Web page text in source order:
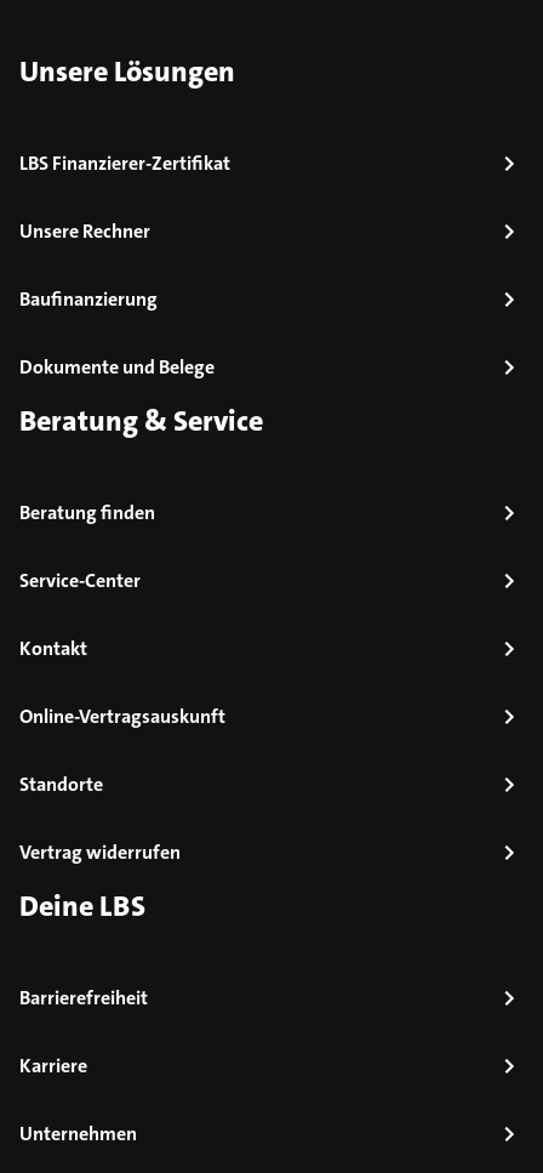
Unsere Lösungen
LBS Finanzierer-Zertifikat
Unsere Rechner
Baufinanzierung
Dokumente und Belege
Beratung & Service
Beratung finden
Service-Center
Kontakt
Online-Vertragsauskunft
Standorte
Vertrag widerrufen
Deine LBS
Barrierefreiheit
Karriere
Unternehmen